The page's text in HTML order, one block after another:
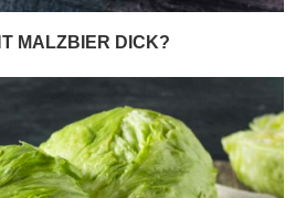
MALZBIER DICK?